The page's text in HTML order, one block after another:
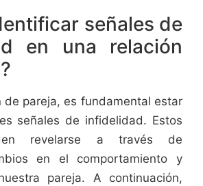
señales de
en una relación
de pareja, es fundamental estar
señales de infidelidad. Estos
revelarse a través de
en el comportamiento y
pareja. A continuación,